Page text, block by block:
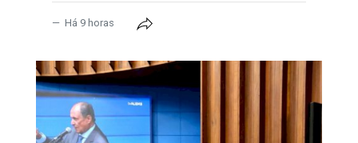
Há 9 horas